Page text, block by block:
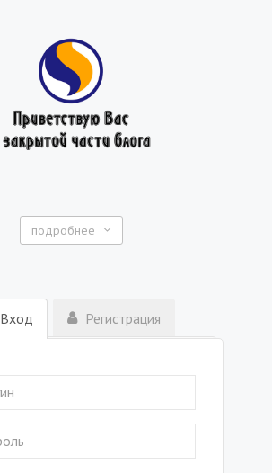
подробнее
Вход Регистрация